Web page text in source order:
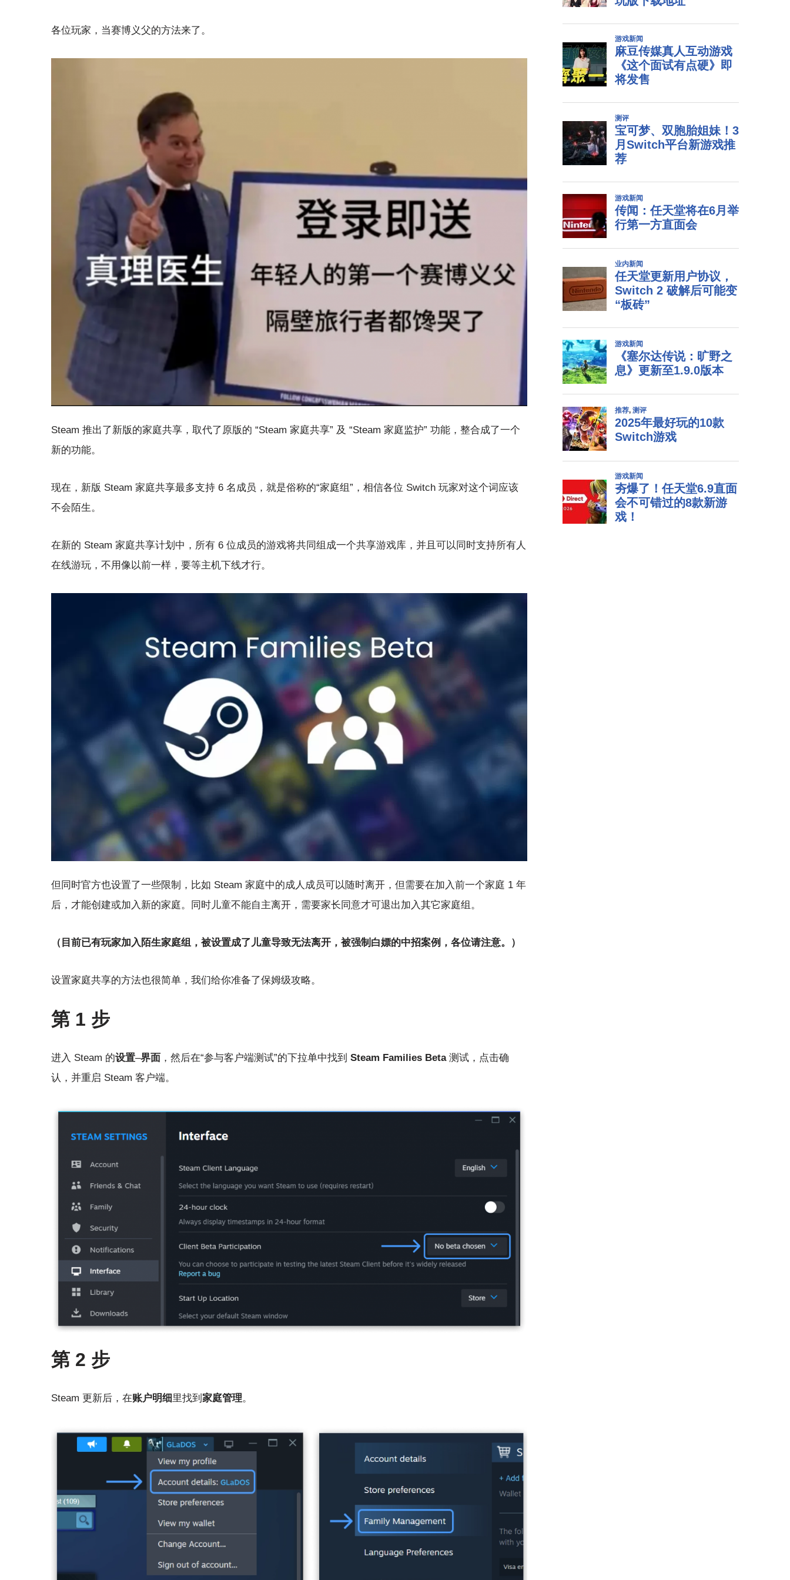
各位玩家，当赛博义父的方法来了。
Steam 推出了新版的家庭共享，取代了原版的 “Steam 家庭共享” 及 “Steam 家庭监护” 功能，整合成了一个
新的功能。
现在，新版 Steam 家庭共享最多支持 6 名成员，就是俗称的“家庭组”，相信各位 Switch 玩家对这个词应该
不会陌生。
在新的 Steam 家庭共享计划中，所有 6 位成员的游戏将共同组成一个共享游戏库，并且可以同时支持所有人
在线游玩，不用像以前一样，要等主机下线才行。
但同时官方也设置了一些限制，比如 Steam 家庭中的成人成员可以随时离开，但需要在加入前一个家庭 1 年
后，才能创建或加入新的家庭。同时儿童不能自主离开，需要家长同意才可退出加入其它家庭组。
（目前已有玩家加入陌生家庭组，被设置成了儿童导致无法离开，被强制白嫖的中招案例，各位请注意。）
设置家庭共享的方法也很简单，我们给你准备了保姆级攻略。
第 1 步
进入 Steam 的设置–界面 ，然后在“参与客户端测试”的下拉单中找到 Steam Families Beta测试，点击确
认，并重启 Steam 客户端。
第 2 步
Steam 更新后，在账户明细 里找到 家庭管理。